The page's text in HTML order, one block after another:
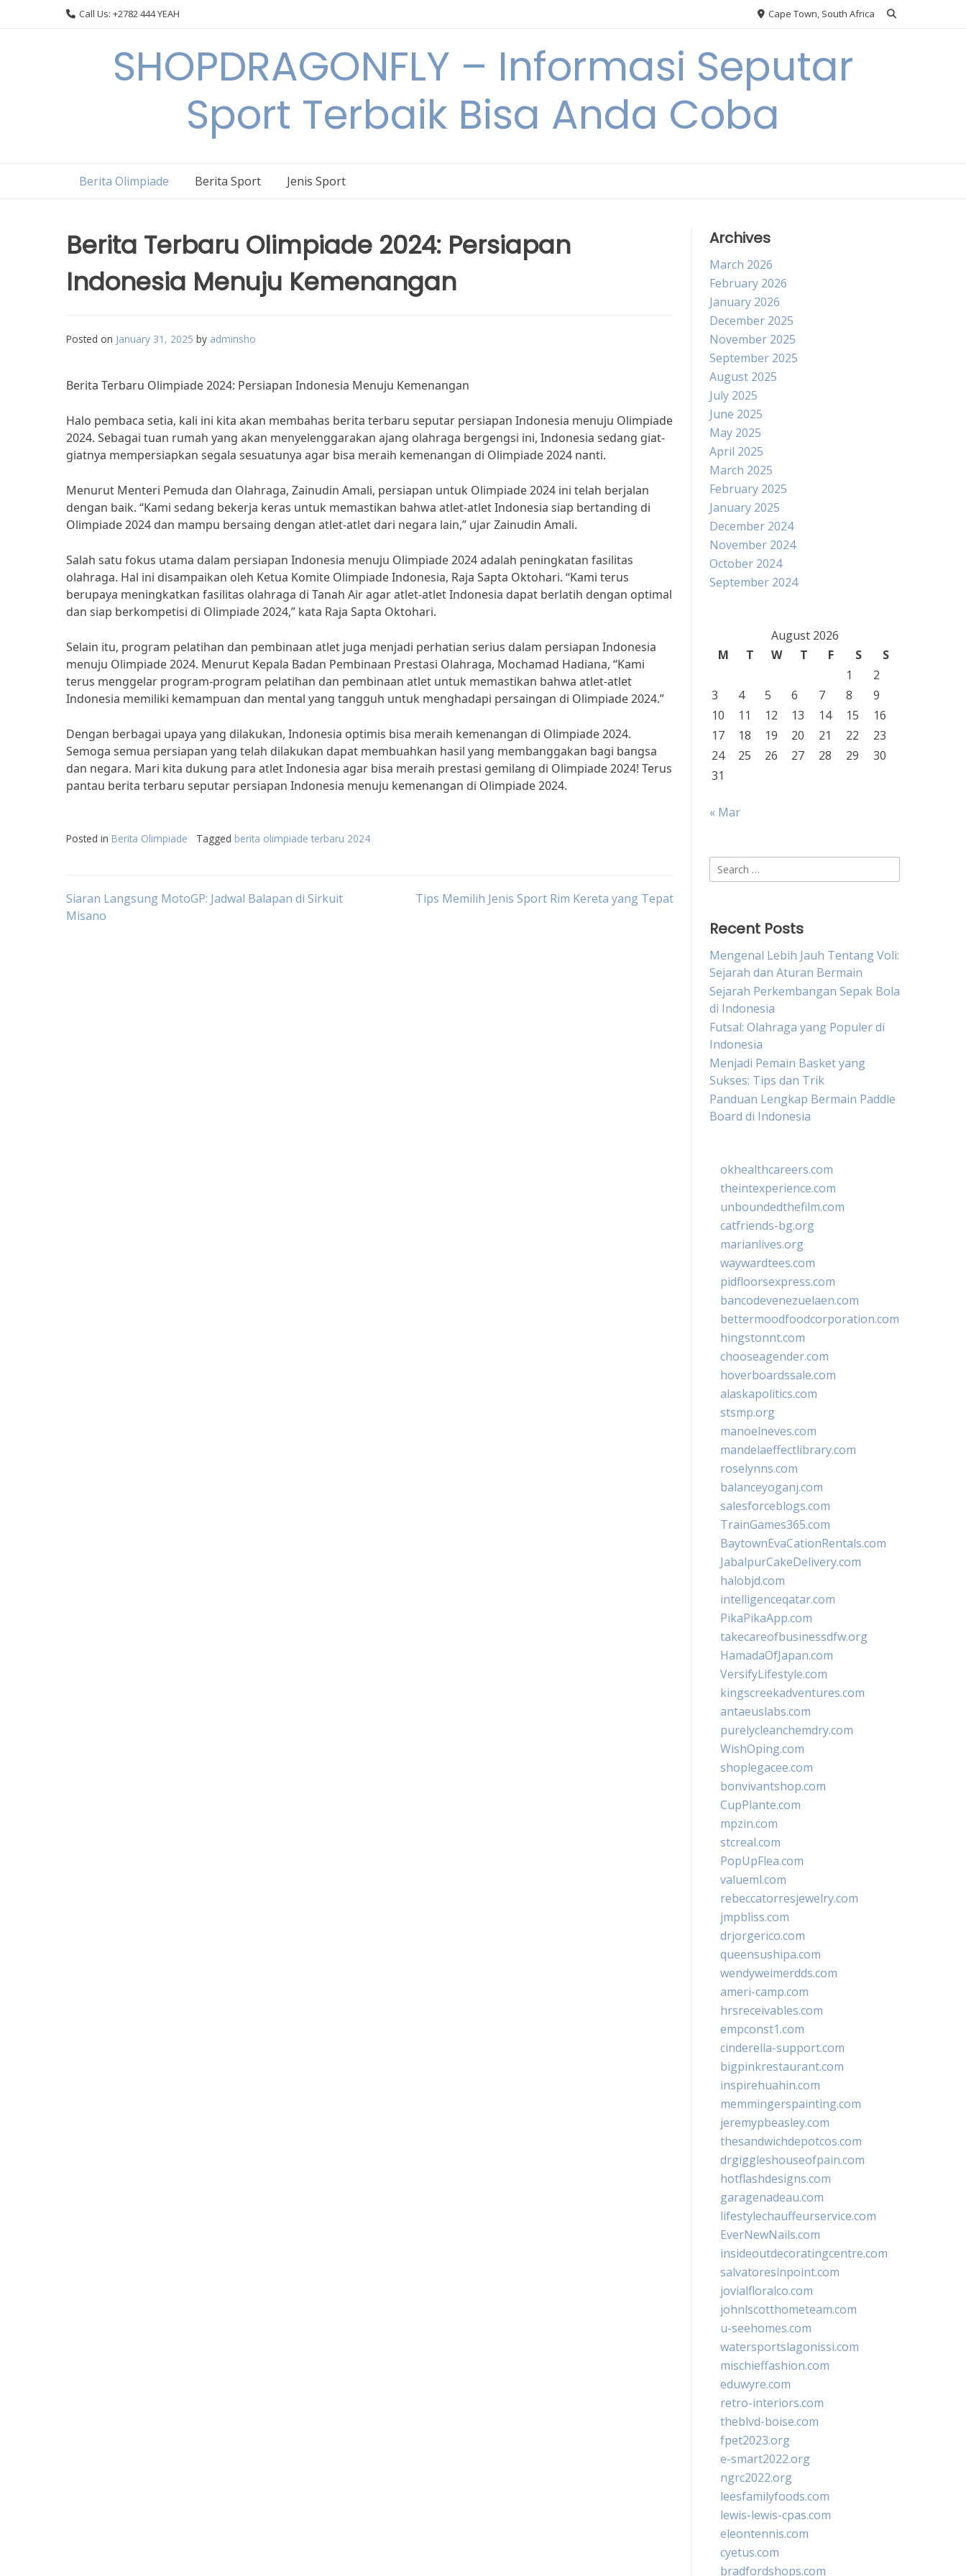
Call Us: +2782 444 YEAH Cape Town, South Africa
SHOPDRAGONFLY – Informasi Seputar
Sport Terbaik Bisa Anda Coba
Berita Olimpiade Berita Sport Jenis Sport
Berita Terbaru Olimpiade 2024: Persiapan
Indonesia Menuju Kemenangan
Posted on January 31, 2025 by adminsho
Berita Terbaru Olimpiade 2024: Persiapan Indonesia Menuju Kemenangan
Halo pembaca setia, kali ini kita akan membahas berita terbaru seputar persiapan Indonesia menuju Olimpiade
2024. Sebagai tuan rumah yang akan menyelenggarakan ajang olahraga bergengsi ini, Indonesia sedang giat-
giatnya mempersiapkan segala sesuatunya agar bisa meraih kemenangan di Olimpiade 2024 nanti.
Menurut Menteri Pemuda dan Olahraga, Zainudin Amali, persiapan untuk Olimpiade 2024 ini telah berjalan
dengan baik. “Kami sedang bekerja keras untuk memastikan bahwa atlet-atlet Indonesia siap bertanding di
Olimpiade 2024 dan mampu bersaing dengan atlet-atlet dari negara lain,” ujar Zainudin Amali.
Salah satu fokus utama dalam persiapan Indonesia menuju Olimpiade 2024 adalah peningkatan fasilitas
olahraga. Hal ini disampaikan oleh Ketua Komite Olimpiade Indonesia, Raja Sapta Oktohari. “Kami terus
berupaya meningkatkan fasilitas olahraga di Tanah Air agar atlet-atlet Indonesia dapat berlatih dengan optimal
dan siap berkompetisi di Olimpiade 2024,” kata Raja Sapta Oktohari.
Selain itu, program pelatihan dan pembinaan atlet juga menjadi perhatian serius dalam persiapan Indonesia
menuju Olimpiade 2024. Menurut Kepala Badan Pembinaan Prestasi Olahraga, Mochamad Hadiana, “Kami
terus menggelar program-program pelatihan dan pembinaan atlet untuk memastikan bahwa atlet-atlet
Indonesia memiliki kemampuan dan mental yang tangguh untuk menghadapi persaingan di Olimpiade 2024.”
Dengan berbagai upaya yang dilakukan, Indonesia optimis bisa meraih kemenangan di Olimpiade 2024.
Semoga semua persiapan yang telah dilakukan dapat membuahkan hasil yang membanggakan bagi bangsa
dan negara. Mari kita dukung para atlet Indonesia agar bisa meraih prestasi gemilang di Olimpiade 2024! Terus
pantau berita terbaru seputar persiapan Indonesia menuju kemenangan di Olimpiade 2024.
Posted in Berita Olimpiade Tagged berita olimpiade terbaru 2024
Post
Siaran Langsung MotoGP: Jadwal Balapan di Sirkuit
Misano
Tips Memilih Jenis Sport Rim Kereta yang Tepat
Archives
March 2026
February 2026
January 2026
December 2025
November 2025
September 2025
August 2025
July 2025
June 2025
May 2025
April 2025
March 2025
February 2025
January 2025
December 2024
November 2024
October 2024
September 2024
August 2026
M
T W T F S
S
1
2
3
4 5 6 7 8
9
10
11 12 13 14 15
16
17
18 19 20 21 22
23
24
25 26 27 28 29
30
31
« Mar
Search
for:
Recent Posts
Mengenal Lebih Jauh Tentang Voli:
Sejarah dan Aturan Bermain
Sejarah Perkembangan Sepak Bola
di Indonesia
Futsal: Olahraga yang Populer di
Indonesia
Menjadi Pemain Basket yang
Sukses: Tips dan Trik
Panduan Lengkap Bermain Paddle
Board di Indonesia
okhealthcareers.com
theintexperience.com
unboundedthefilm.com
catfriends-bg.org
marianlives.org
waywardtees.com
pidfloorsexpress.com
bancodevenezuelaen.com
bettermoodfoodcorporation.com
hingstonnt.com
chooseagender.com
hoverboardssale.com
alaskapolitics.com
stsmp.org
manoelneves.com
mandelaeffectlibrary.com
roselynns.com
balanceyoganj.com
salesforceblogs.com
TrainGames365.com
BaytownEvaCationRentals.com
JabalpurCakeDelivery.com
halobjd.com
intelligenceqatar.com
PikaPikaApp.com
takecareofbusinessdfw.org
HamadaOfJapan.com
VersifyLifestyle.com
kingscreekadventures.com
antaeuslabs.com
purelycleanchemdry.com
WishOping.com
shoplegacee.com
bonvivantshop.com
CupPlante.com
mpzin.com
stcreal.com
PopUpFlea.com
valueml.com
rebeccatorresjewelry.com
jmpbliss.com
drjorgerico.com
queensushipa.com
wendyweimerdds.com
ameri-camp.com
hrsreceivables.com
empconst1.com
cinderella-support.com
bigpinkrestaurant.com
inspirehuahin.com
memmingerspainting.com
jeremypbeasley.com
thesandwichdepotcos.com
drgiggleshouseofpain.com
hotflashdesigns.com
garagenadeau.com
lifestylechauffeurservice.com
EverNewNails.com
insideoutdecoratingcentre.com
salvatoresinpoint.com
jovialfloralco.com
johnlscotthometeam.com
u-seehomes.com
watersportslagonissi.com
mischieffashion.com
eduwyre.com
retro-interiors.com
theblvd-boise.com
fpet2023.org
e-smart2022.org
ngrc2022.org
leesfamilyfoods.com
lewis-lewis-cpas.com
eleontennis.com
cyetus.com
bradfordshops.com